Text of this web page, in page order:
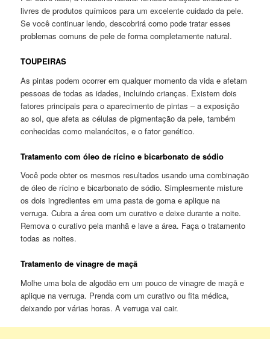
livres de produtos químicos para um excelente cuidado da pele.
Se você continuar lendo, descobrirá como pode tratar esses
problemas comuns de pele de forma completamente natural.
TOUPEIRAS
As pintas podem ocorrer em qualquer momento da vida e afetam
pessoas de todas as idades, incluindo crianças. Existem dois
fatores principais para o aparecimento de pintas – a exposição
ao sol, que afeta as células de pigmentação da pele, também
conhecidas como melanócitos, e o fator genético.
Tratamento com óleo de rícino e bicarbonato de sódio
Você pode obter os mesmos resultados usando uma combinação
de óleo de rícino e bicarbonato de sódio. Simplesmente misture
os dois ingredientes em uma pasta de goma e aplique na
verruga. Cubra a área com um curativo e deixe durante a noite.
Remova o curativo pela manhã e lave a área. Faça o tratamento
todas as noites.
Tratamento de vinagre de maçã
Molhe uma bola de algodão em um pouco de vinagre de maçã e
aplique na verruga. Prenda com um curativo ou fita médica,
deixando por várias horas. A verruga vai cair.